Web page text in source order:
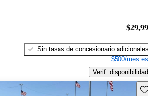
Sin tasas de concesionario adicionales
$500/mes
Verif. disponibilidad